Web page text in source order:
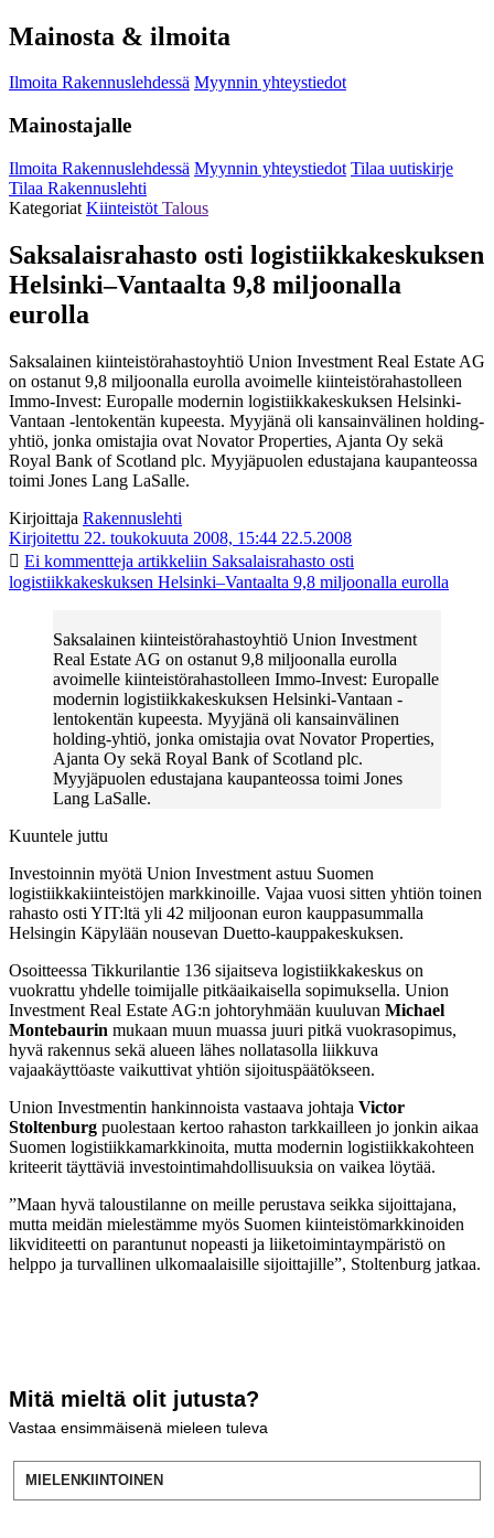
Mainosta & ilmoita
Ilmoita Rakennuslehdessä Myynnin yhteystiedot
Mainostajalle
Ilmoita Rakennuslehdessä Myynnin yhteystiedot Tilaa uutiskirje
Tilaa Rakennuslehti
Kategoriat Kiinteistöt Talous
Saksalaisrahasto osti logistiikkakeskuksen
Helsinki–Vantaalta 9,8 miljoonalla
eurolla
Saksalainen kiinteistörahastoyhtiö Union Investment Real Estate AG
on ostanut 9,8 miljoonalla eurolla avoimelle kiinteistörahastolleen
Immo-Invest: Europalle modernin logistiikkakeskuksen Helsinki-
Vantaan -lentokentän kupeesta. Myyjänä oli kansainvälinen holding-
yhtiö, jonka omistajia ovat Novator Properties, Ajanta Oy sekä
Royal Bank of Scotland plc. Myyjäpuolen edustajana kaupanteossa
toimi Jones Lang LaSalle.
Kirjoittaja Rakennuslehti
Kirjoitettu 22. toukokuuta 2008, 15:44 22.5.2008
Ei kommentteja artikkeliin Saksalaisrahasto osti
logistiikkakeskuksen Helsinki–Vantaalta 9,8 miljoonalla eurolla
Saksalainen kiinteistörahastoyhtiö Union Investment
Real Estate AG on ostanut 9,8 miljoonalla eurolla
avoimelle kiinteistörahastolleen Immo-Invest: Europalle
modernin logistiikkakeskuksen Helsinki-Vantaan -
lentokentän kupeesta. Myyjänä oli kansainvälinen
holding-yhtiö, jonka omistajia ovat Novator Properties,
Ajanta Oy sekä Royal Bank of Scotland plc.
Myyjäpuolen edustajana kaupanteossa toimi Jones
Lang LaSalle.
Kuuntele juttu
Investoinnin myötä Union Investment astuu Suomen
logistiikkakiinteistöjen markkinoille. Vajaa vuosi sitten yhtiön toinen
rahasto osti YIT:ltä yli 42 miljoonan euron kauppasummalla
Helsingin Käpylään nousevan Duetto-kauppakeskuksen.
Osoitteessa Tikkurilantie 136 sijaitseva logistiikkakeskus on
vuokrattu yhdelle toimijalle pitkäaikaisella sopimuksella. Union
Investment Real Estate AG:n johtoryhmään kuuluvan Michael
Montebaurin mukaan muun muassa juuri pitkä vuokrasopimus,
hyvä rakennus sekä alueen lähes nollatasolla liikkuva
vajaakäyttöaste vaikuttivat yhtiön sijoituspäätökseen.
Union Investmentin hankinnoista vastaava johtaja Victor
Stoltenburg puolestaan kertoo rahaston tarkkailleen jo jonkin aikaa
Suomen logistiikkamarkkinoita, mutta modernin logistiikkakohteen
kriteerit täyttäviä investointimahdollisuuksia on vaikea löytää.
”Maan hyvä taloustilanne on meille perustava seikka sijoittajana,
mutta meidän mielestämme myös Suomen kiinteistömarkkinoiden
likviditeetti on parantunut nopeasti ja liiketoimintaympäristö on
helppo ja turvallinen ulkomaalaisille sijoittajille”, Stoltenburg jatkaa.
Mitä mieltä olit jutusta?
Vastaa ensimmäisenä mieleen tuleva
MIELENKIINTOINEN